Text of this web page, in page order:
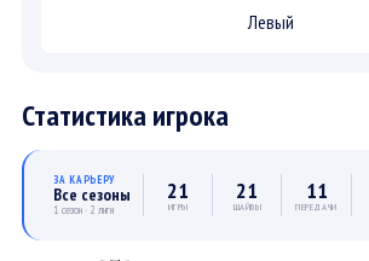
Левый
Статистика игрока
ЗА КАРЬЕРУ
Все сезоны
1 сезон · 2 лиги
21
ИГРЫ
21
ШАЙБЫ
11
ПЕРЕДАЧИ